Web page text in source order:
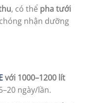
, có thể pha tưới
nhận dưỡng
với 1000–1200 lít
ngày/lần.